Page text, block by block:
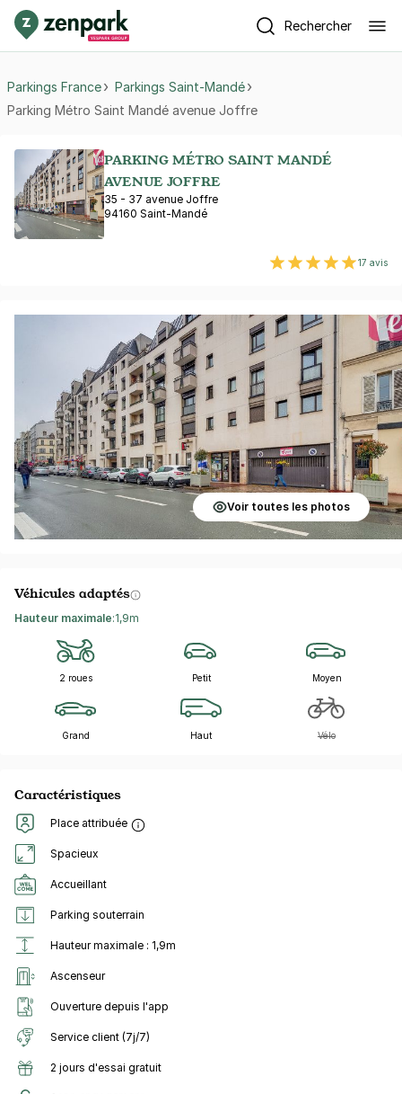
Rechercher
Parkings France
Parkings Saint-Mandé
Parking Métro Saint Mandé avenue Joffre
PARKING MÉTRO SAINT MANDÉ
AVENUE JOFFRE
35 - 37 avenue Joffre
94160 Saint-Mandé
17 avis
Voir toutes les photos
Véhicules adaptés
Hauteur maximale:1,9m
2 roues Petit Moyen
Grand Haut Vélo
Caractéristiques
Place attribuée
Spacieux
Accueillant
Parking souterrain
Hauteur maximale : 1,9m
Ascenseur
Ouverture depuis l'app
Service client (7j/7)
2 jours d'essai gratuit